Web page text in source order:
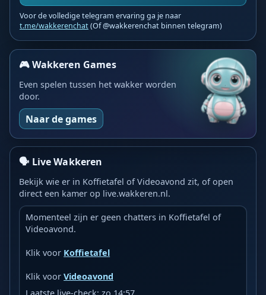
Voor de volledige telegram ervaring ga je naar
t.me/wakkerenchat(Of @wakkerenchat binnen telegram)
🎮 Wakkeren Games
Even spelen tussen het wakker worden
door.
Naar de games
🗣️ Live Wakkeren
Bekijk wie er in Koffietafel of Videoavond zit, of open
direct een kamer op live.wakkeren.nl.
Momenteel zijn er geen chatters in Koffietafel of
Videoavond.
Klik voor Koffietafel
Klik voorVideoavond
Laatste live-check: zo 14:57